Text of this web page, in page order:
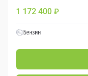
1 172 400 ₽
Бензин